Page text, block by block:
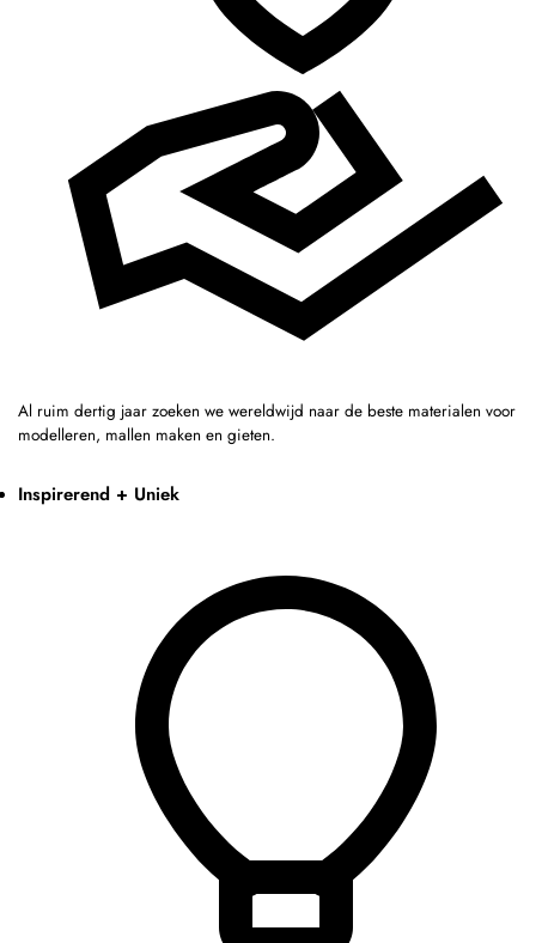
Al ruim dertig jaar zoeken we wereldwijd naar de beste materialen voor
modelleren, mallen maken en gieten.
Inspirerend + Uniek